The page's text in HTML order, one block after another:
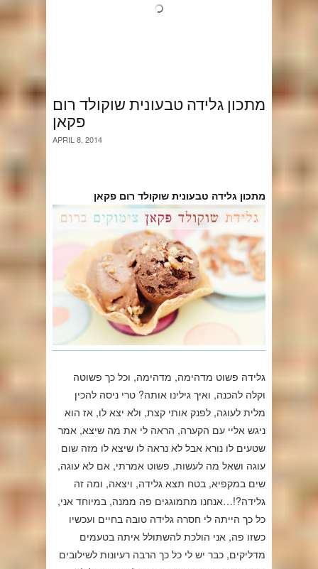
מתכון גלידה טבעונית שוקולד רום
פקאן
APRIL 8, 2014
מתכון גלידה טבעונית שוקולד רום פקאן
גלידה פשוט מדהימה, מדהימה, וכל כך פשוטה
וקלה להכנה, ואיך גילינו אותה? טרי ניסה להכין
מלית לעוגה, לפנק אותי קצת, ולא יצא לו, אז הוא
ניגש אליי עם הקערה, הראה לי את מה שיצא, אמר
שטעים לו נורא אבל לא נראה לו שיצא לו מזה שום
עוגה ושאל מה לעשות, פשוט אמרתי, אם לא עוגה,
שים במקפיא, בטח תצא גלידה, ויצאה, ומה זה
גלידה?!…אנחנו מתמוגגים פה ממנה, במיוחד אני,
כל כך הייתה לי חסרה גלידה טובה בחיים ועכשיו
כשזו פה, אני הולכת להשתולל איתה בטעמים
מדליקים, כבר יש לי כל כך הרבה רעיונות לשילובים